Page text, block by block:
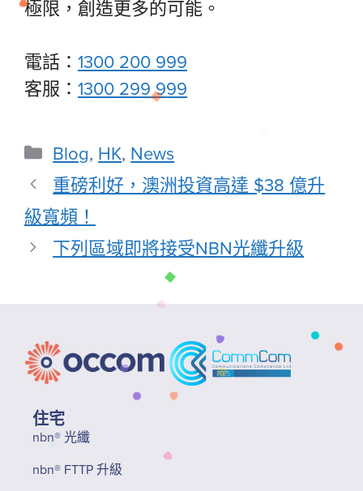
極限，創造更多的可能。
電話： 1300 200 999
客服： 1300 299 999
Blog, HK, News
重磅利好，澳洲投資高達 $38 億升
級寬頻！
下列區域即將接受NBN光纖升級
住宅
nbn® 光纖
nbn® FTTP 升級